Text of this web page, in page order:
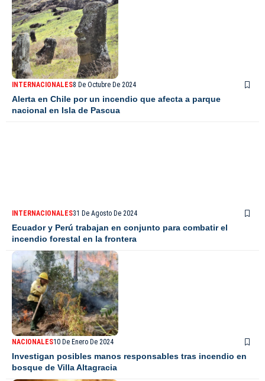
INTERNACIONALES8 De Octubre De 2024
Alerta en Chile por un incendio que afecta a parque
nacional en Isla de Pascua
INTERNACIONALES31 De Agosto De 2024
Ecuador y Perú trabajan en conjunto para combatir el
incendio forestal en la frontera
NACIONALES10 De Enero De 2024
Investigan posibles manos responsables tras incendio en
bosque de Villa Altagracia